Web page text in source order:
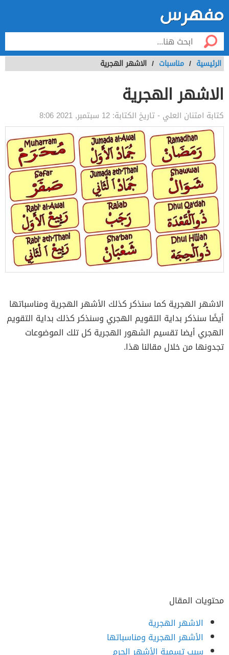
الرئيسية / مناسبات / الاشهر الهجرية
الاشهر الهجرية
كتابة امتنان العلي - تاريخ الكتابة: 12 سبتمبر, 2021 8:06
الاشهر الهجرية كما سنذكر كذلك الأشهر الهجرية ومناسباتها
أيضًا سنذكر بداية التقويم الهجري وسنذكر كذلك بداية التقويم
الهجري أيضا تقسيم الشهور الهجرية كل تلك الموضوعات
تجدونها من خلال مقالنا هذا.
محتويات المقال
الاشهر الهجرية
الأشهر الهجرية ومناسباتها
سبب تسمية الأشهر الحرم